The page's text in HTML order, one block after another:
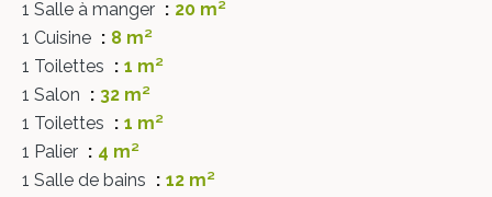
1 Salle à manger
20 m²
1 Cuisine
8 m²
1 Toilettes
1 m²
1 Salon
32 m²
1 Toilettes
1 m²
1 Palier
4 m²
1 Salle de bains
12 m²